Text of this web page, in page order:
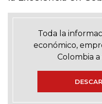
Toda la
económico,
Colombia